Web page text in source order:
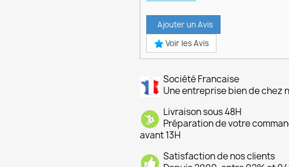
Ajouter un Avis
Voir les Avis
Société Francaise
Une entreprise bien de chez
Livraison sous 48H
Préparation de votre
avant 13H
Satisfaction de nos clients